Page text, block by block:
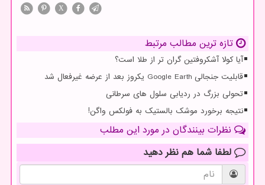
X
تازه ترین مطالب مرتبط
آیا کولا آشکروفتین گران تر از طلا است؟
قابلیت جنجالی Google Earth یکروز بعد از عرضه غیرفعال شد
تحولی بزرگ در ردیابی سلول های سرطانی
نتیجه برخورد موشک بالستیک به فولکس واگن!
نظرات بینندگان در مورد این مطلب
لطفا شما هم نظر دهید